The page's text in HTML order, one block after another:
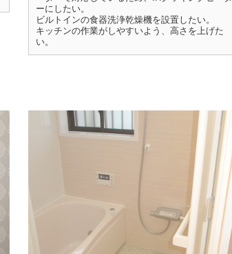
ーにしたい。
ビルトインの食器洗浄乾燥機を設置したい。
キッチンの作業がしやすいよう、高さを上げた
い。